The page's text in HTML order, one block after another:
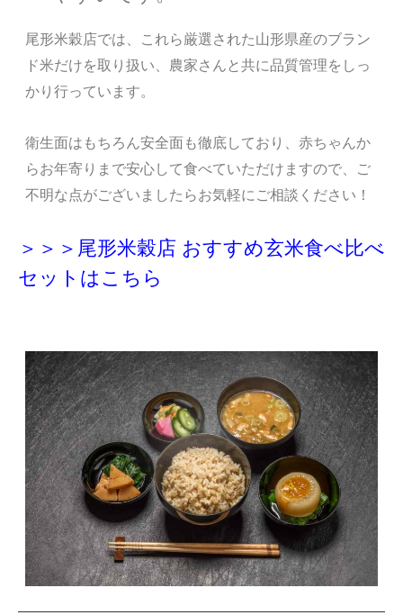
尾形米穀店では、これら厳選された山形県産のブラン
ド米だけを取り扱い、農家さんと共に品質管理をしっ
かり行っています。
衛生面はもちろん安全面も徹底しており、赤ちゃんか
らお年寄りまで安心して食べていただけますので、ご
不明な点がございましたらお気軽にご相談ください！
＞＞＞尾形米穀店 おすすめ玄米食べ比べ
セットはこちら